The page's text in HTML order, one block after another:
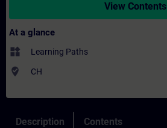
View Contents
At a glance
widgets Learning Paths
where_to_vote CH
Description Contents